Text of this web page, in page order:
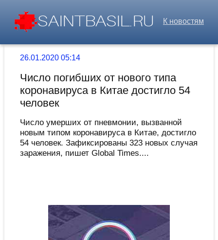
К новостям
26.01.2020 05:14
Число погибших от нового типа
коронавируса в Китае достигло 54
человек
Число умерших от пневмонии, вызванной
новым типом коронавируса в Китае, достигло
54 человек. Зафиксированы 323 новых случая
заражения, пишет Global Times....